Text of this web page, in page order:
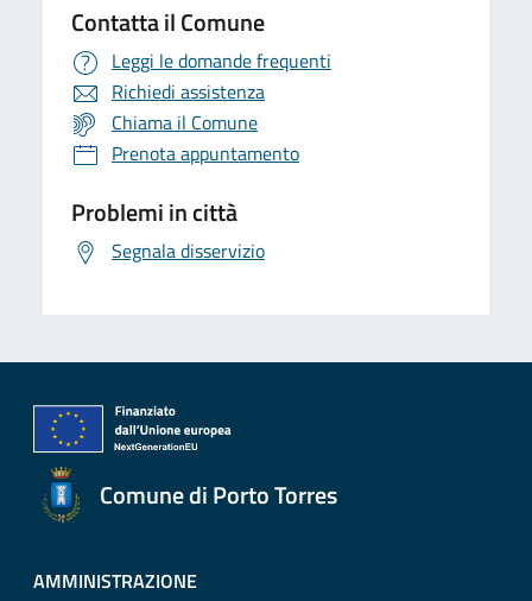
Contatta il Comune
Leggi le domande frequenti
Richiedi assistenza
Chiama il Comune
Prenota appuntamento
Problemi in città
Segnala disservizio
Comune di Porto Torres
AMMINISTRAZIONE